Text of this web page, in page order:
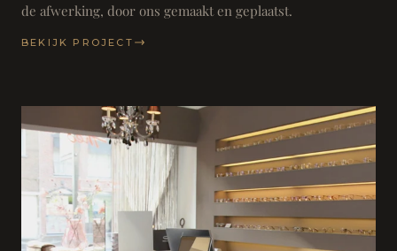
de afwerking, door ons gemaakt en geplaatst.
BEKIJK PROJECT